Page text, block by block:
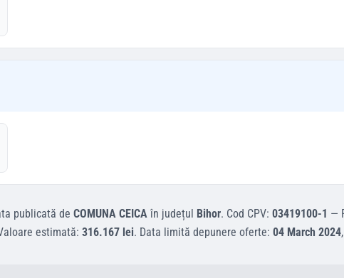
publicată de COMUNA CEICA în județul Bihor. Cod CPV: 03419100-1 —
estimată: 316.167 lei. Data limită depunere oferte: 04 March 2024